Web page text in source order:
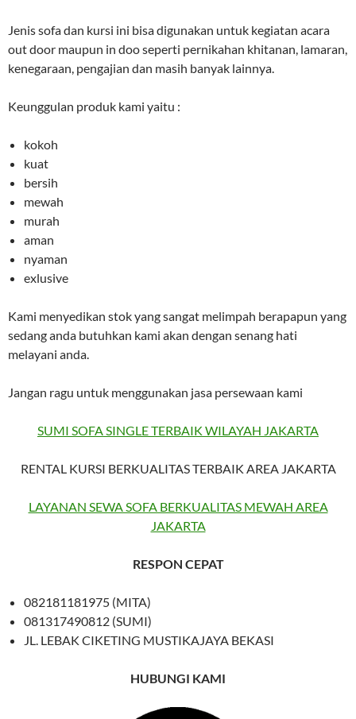
Jenis sofa dan kursi ini bisa digunakan untuk kegiatan acara
out door maupun in doo seperti pernikahan khitanan, lamaran,
kenegaraan, pengajian dan masih banyak lainnya.
Keunggulan produk kami yaitu :
kokoh
kuat
bersih
mewah
murah
aman
nyaman
exlusive
Kami menyedikan stok yang sangat melimpah berapapun yang
sedang anda butuhkan kami akan dengan senang hati
melayani anda.
Jangan ragu untuk menggunakan jasa persewaan kami
SUMI SOFA SINGLE TERBAIK WILAYAH JAKARTA
RENTAL KURSI BERKUALITAS TERBAIK AREA JAKARTA
LAYANAN SEWA SOFA BERKUALITAS MEWAH AREA
JAKARTA
RESPON CEPAT
082181181975 (MITA)
081317490812 (SUMI)
JL. LEBAK CIKETING MUSTIKAJAYA BEKASI
HUBUNGI KAMI